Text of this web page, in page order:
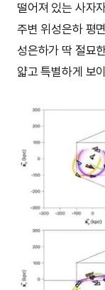
떨어져 있는 사자
주변 위성은하 평
성은하가 딱 절묘
얇고 특별하게 보